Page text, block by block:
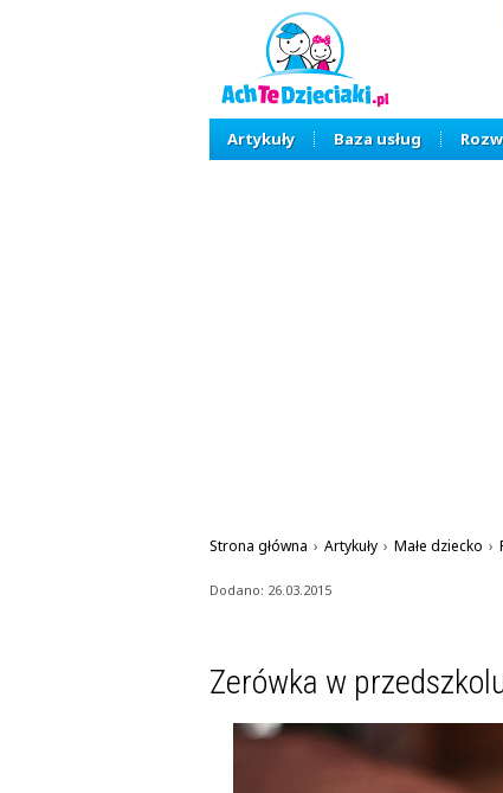
Artykuły Baza usług
Strona główna › Artykuły › Małe dziecko ›
Dodano: 26.03.2015
Zerówka w